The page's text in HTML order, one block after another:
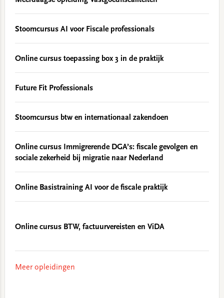
Stoomcursus AI voor Fiscale professionals
Online cursus toepassing box 3 in de praktijk
Future Fit Professionals
Stoomcursus btw en internationaal zakendoen
Online cursus Immigrerende DGA’s: fiscale gevolgen en
sociale zekerheid bij migratie naar Nederland
Online Basistraining AI voor de fiscale praktijk
Online cursus BTW, factuurvereisten en ViDA
Meer opleidingen